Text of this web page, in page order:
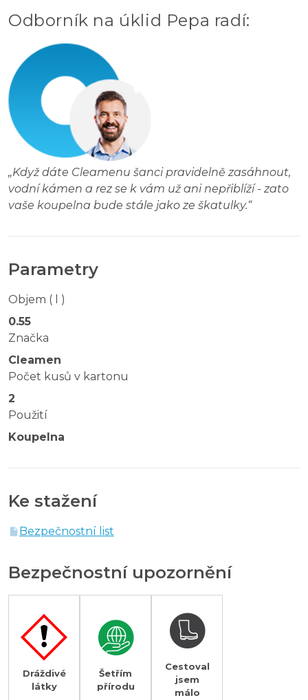
Odborník na úklid Pepa radí:
„Když dáte Cleamenu šanci pravidelně zasáhnout,
vodní kámen a rez se k vám už ani nepřiblíží - zato
vaše koupelna bude stále jako ze škatulky.“
Parametry
Objem ( l )
0.55
Značka
Cleamen
Počet kusů v kartonu
2
Použití
Koupelna
Ke stažení
Bezpečnostní list
Bezpečnostní upozornění
Dráždivé
látky
Šetřím
přírodu
Cestoval
jsem
málo